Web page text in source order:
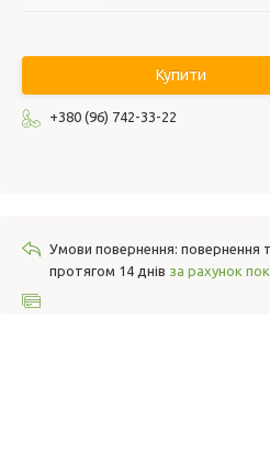
Купити
+380 (96) 742-33-22
повернення
протягом 14 днів за рахунок